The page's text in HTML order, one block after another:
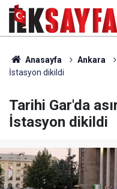
Anasayfa Ankara
İstasyon dikildi
Tarihi Gar'da
İstasyon dikildi